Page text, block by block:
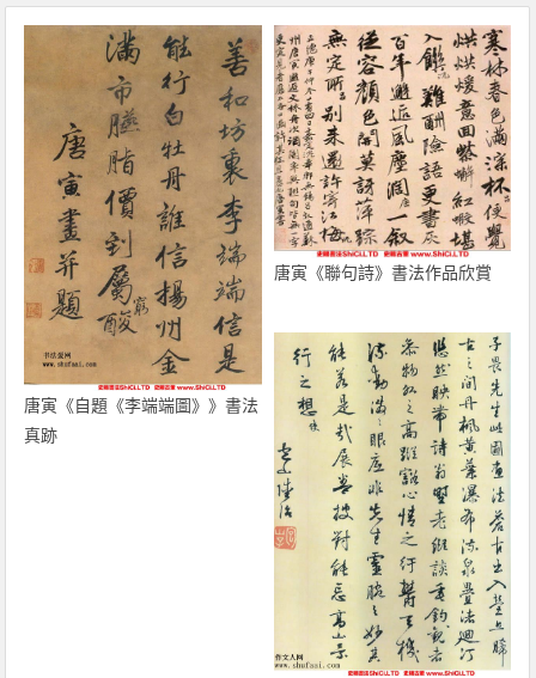
唐寅《自題《李端端圖》》書法
真跡
唐寅《聯句詩》書法作品欣賞